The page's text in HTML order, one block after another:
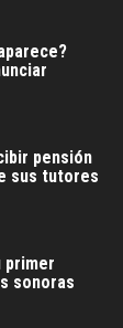
pensión
sus tutores
primer
sonoras